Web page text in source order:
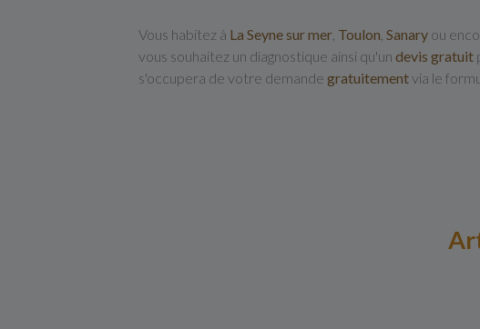
Vous habitez à La Seyne sur mer Toulon Sanary ou
vous souhaitez un diagnostique ainsi qu'un devis gratuit
s'occupera de votre demande gratuitementvia le